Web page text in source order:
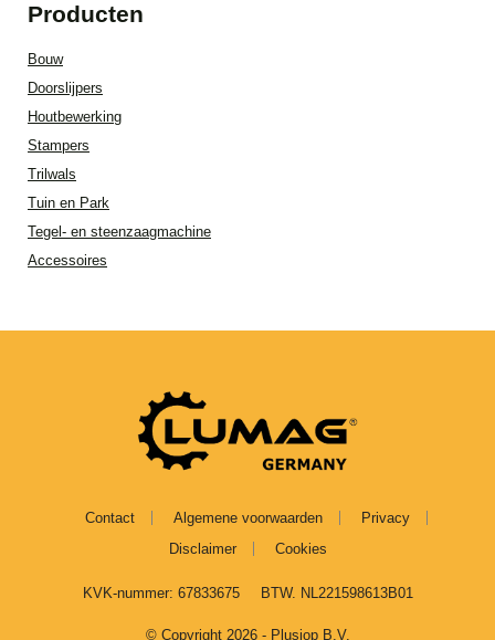
Producten
Bouw
Doorslijpers
Houtbewerking
Stampers
Trilwals
Tuin en Park
Tegel- en steenzaagmachine
Accessoires
Contact Algemene voorwaarden
Privacy
Disclaimer
Cookies
KVK-nummer: 67833675 BTW. NL221598613B01
© Copyright 2026 - Plusjop B.V.